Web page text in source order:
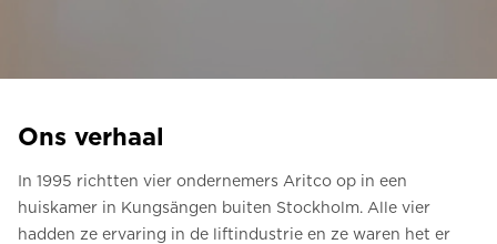
Vraag om een prijsraming
Aanmelden voor nieuwsbrief
FAQ
Neem contact op
Ons verhaal
In 1995 richtten vier ondernemers Aritco op in een
huiskamer in Kungsängen buiten Stockholm. Alle vier
hadden ze ervaring in de liftindustrie en ze waren het er